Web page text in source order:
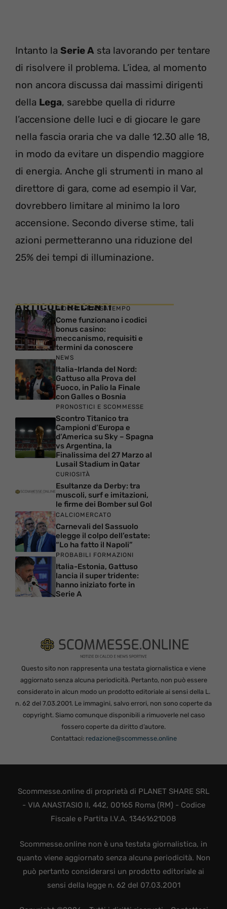
Intanto la Serie A sta lavorando per tentare
di risolvere il problema. L’idea, al momento
non ancora discussa dai massimi dirigenti
della Lega, sarebbe quella di ridurre
l’accensione delle luci e di giocare le gare
nella fascia oraria che va dalle 12.30 alle 18,
in modo da evitare un dispendio maggiore
di energia. Anche gli strumenti in mano al
direttore di gara, come ad esempio il Var,
dovrebbero limitare al minimo la loro
accensione. Secondo diverse stime, tali
azioni permetteranno una riduzione del
25% dei tempi di illuminazione.
ARTICOLI RECENTI
GIOCHI E PASSATEMPO
Come funzionano i codici
bonus casino:
meccanismo, requisiti e
termini da conoscere
NEWS
Italia-Irlanda del Nord:
Gattuso alla Prova del
Fuoco, in Palio la Finale
con Galles o Bosnia
PRONOSTICI E SCOMMESSE
Scontro Titanico tra
Campioni d’Europa e
d’America su Sky – Spagna
vs Argentina, la
Finalissima del 27 Marzo al
Lusail Stadium in Qatar
CURIOSITÀ
Esultanze da Derby: tra
muscoli, surf e imitazioni,
le firme dei Bomber sul Gol
CALCIOMERCATO
Carnevali del Sassuolo
elegge il colpo dell’estate:
“Lo ha fatto il Napoli”
PROBABILI FORMAZIONI
Italia-Estonia, Gattuso
lancia il super tridente:
hanno iniziato forte in
Serie A
Questo sito non rappresenta una testata giornalistica e viene
aggiornato senza alcuna periodicità. Pertanto, non può essere
considerato in alcun modo un prodotto editoriale ai sensi della L.
n. 62 del 7.03.2001. Le immagini, salvo errori, non sono coperte da
copyright. Siamo comunque disponibili a rimuoverle nel caso
fossero coperte da diritto d’autore.
Contattaci: redazione@scommesse.online
Scommesse.online di proprietà di PLANET SHARE SRL
- VIA ANASTASIO II, 442, 00165 Roma (RM) - Codice
Fiscale e Partita I.V.A. 13461621008
Scommesse.online non è una testata giornalistica, in
quanto viene aggiornato senza alcuna periodicità. Non
può pertanto considerarsi un prodotto editoriale ai
sensi della legge n. 62 del 07.03.2001